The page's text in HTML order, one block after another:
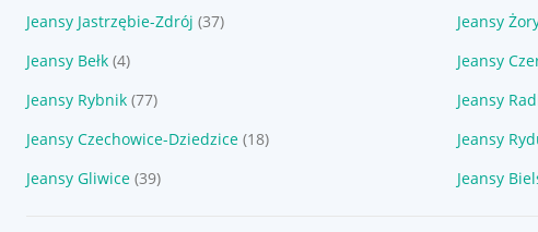
Jeansy Jastrzębie-Zdrój (37) Jeansy
Jeansy Bełk (4) Jeansy
Jeansy Rybnik (77) Jeansy
Jeansy Czechowice-Dziedzice (18) Jeansy
Jeansy Gliwice (39) Jeansy